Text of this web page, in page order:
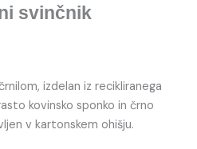
svinčnik
izdelan iz recikliranega
kovinsko sponko in črno
v kartonskem ohišju.